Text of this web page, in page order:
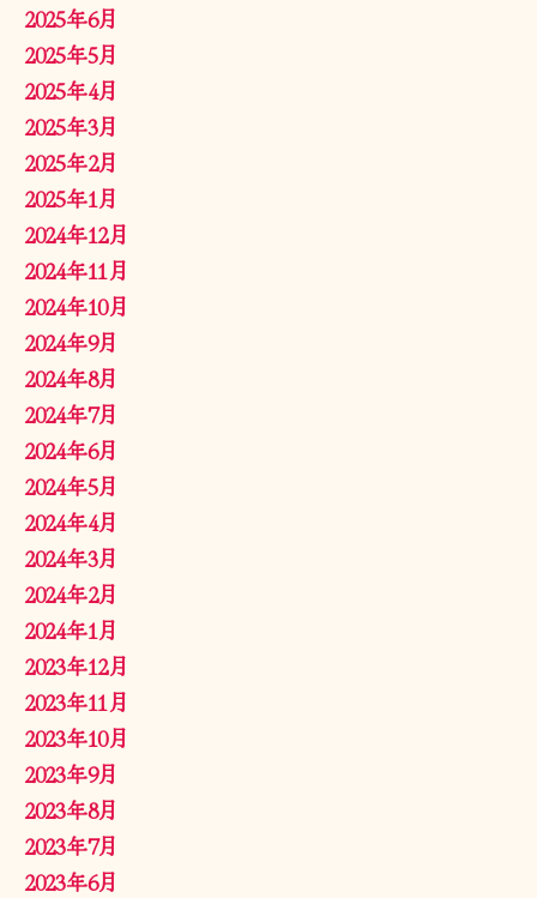
2025年6月
2025年5月
2025年4月
2025年3月
2025年2月
2025年1月
2024年12月
2024年11月
2024年10月
2024年9月
2024年8月
2024年7月
2024年6月
2024年5月
2024年4月
2024年3月
2024年2月
2024年1月
2023年12月
2023年11月
2023年10月
2023年9月
2023年8月
2023年7月
2023年6月